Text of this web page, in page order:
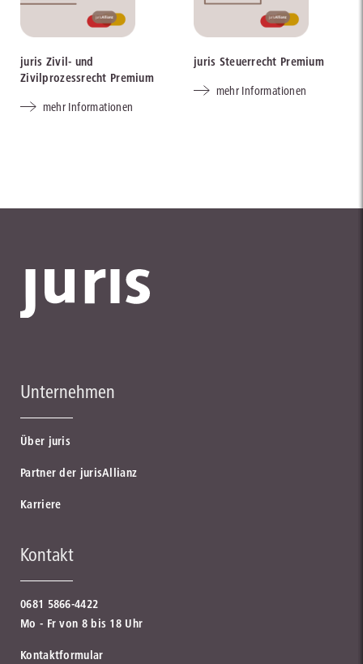
juris Zivil- und
Zivilprozessrecht Premium
mehr Informationen
juris Steuerrecht Premium
mehr Informationen
Unternehmen
Über juris
Partner der jurisAllianz
Karriere
Kontakt
0681 5866-4422
Mo - Fr von 8 bis 18 Uhr
Kontaktformular